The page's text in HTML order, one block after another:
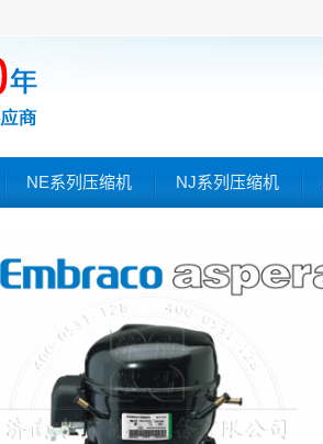
NE系列压缩机 NJ系列压缩机